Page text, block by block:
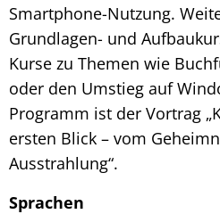
Smartphone-Nutzung.
Grundlagen- und
Kurse zu Themen wie
oder den Umstieg auf
Programm ist der Vortrag
ersten Blick – vom
Ausstrahlung“.
Sprachen